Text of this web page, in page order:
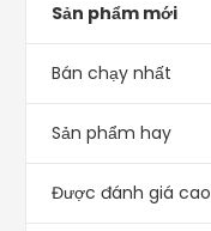
Sản phẩm mới
Bán chạy nhất
Sản phẩm hay
Được đánh giá cao